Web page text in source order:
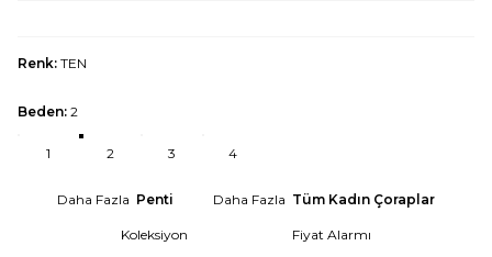
Renk: TEN
Beden: 2
1 2 3 4
Daha Fazla Penti Daha Fazla Tüm Kadın Çoraplar
Koleksiyon Fiyat Alarmı